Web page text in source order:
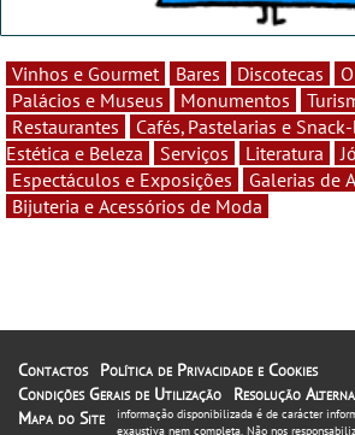
Vinhos e Gourmet Bares Discotecas
Palácios e Museus
Monumentos
Restaurantes
Cafés, Pastelarias e
Estética e Beleza
Serviços Literatura
Espectáculos e Exposições
Galerias de
Bijuteria e Acessórios de Moda
Contactos
Política de Privacidade e Cookies
Condições Gerais de Utilização
Resolução
Mapa do Site
informação disponibilizada é de carácter
exaustiva nem completa. Não nos